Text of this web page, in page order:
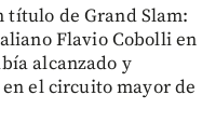
título de Grand Slam:
Flavio Cobolli en
alcanzado y
el circuito mayor de